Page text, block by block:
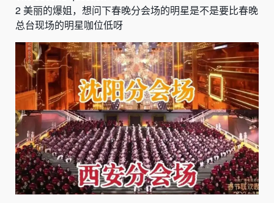
2美丽的爆姐，想问下春晚分会场的明星是不是要比春晚
总台现场的明星咖位低呀